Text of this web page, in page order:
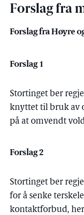
Forslag fra
Forslag fra Høyre
Forslag 1
Stortinget ber
knyttet til bruk av
på at omvendt
Forslag 2
Stortinget ber
for å senke
kontaktforbud,